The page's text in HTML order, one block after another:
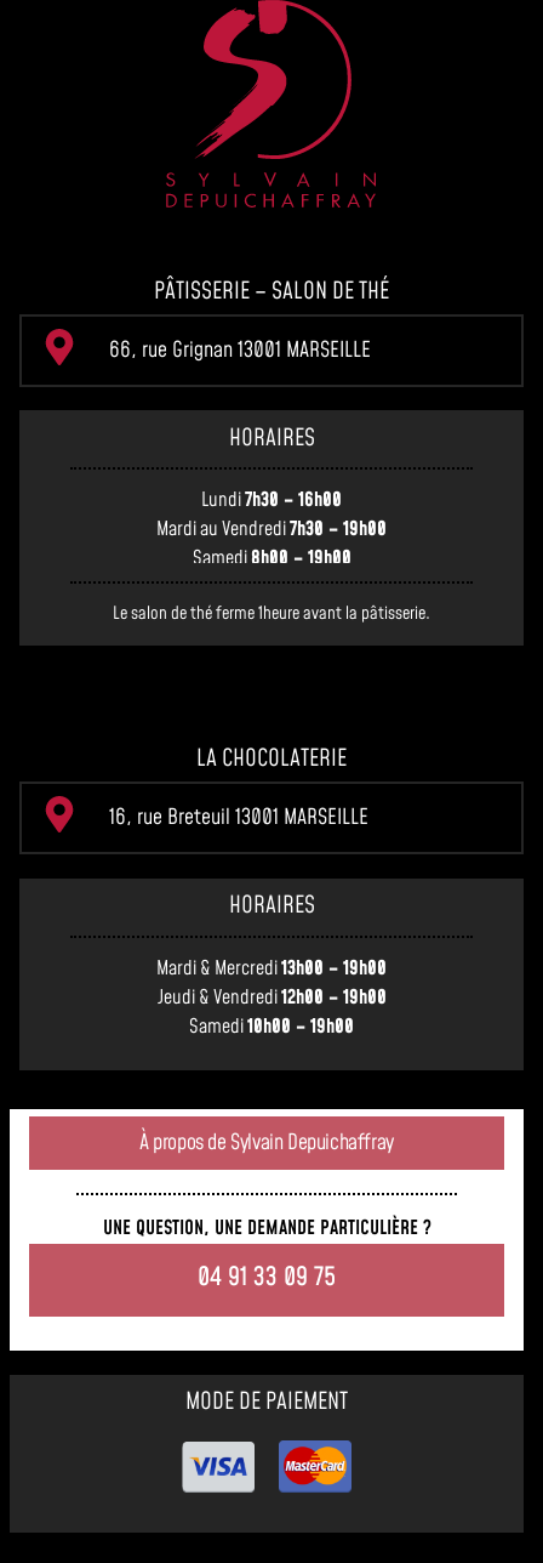
PÂTISSERIE – SALON DE THÉ
66, rue Grignan 13001 MARSEILLE
HORAIRES
Lundi7h30 – 16h00
Mardi au Vendredi7h30 – 19h00
Samedi8h00 – 19h00
Le salon de thé ferme 1heure avant la pâtisserie.
LA CHOCOLATERIE
16, rue Breteuil 13001 MARSEILLE
HORAIRES
Mardi & Mercredi13h00 – 19h00
Jeudi & Vendredi12h00 – 19h00
Samedi10h00 – 19h00
À propos de Sylvain Depuichaffray
UNE QUESTION, UNE DEMANDE PARTICULIÈRE ?
04 91 33 09 75
MODE DE PAIEMENT